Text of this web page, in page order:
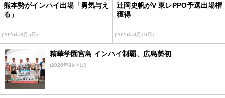
熊本勢がインハイ出場「勇気与え
る」
(2026年8月5日)
辻岡史帆がV 東レPPO予選出場権
獲得
(2026年8月10日)
精華学園宮島 インハイ制覇、広島勢初
(2026年8月4日)